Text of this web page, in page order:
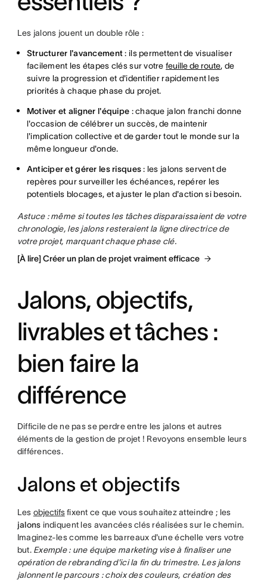
Les jalons jouent un double rôle :
Structurer l'avancement: ils permettent de visualiser
facilement les étapes clés sur votrefeuille de route, de
suivre la progression et d'identifier rapidement les
priorités à chaque phase du projet.
Motiver et aligner l'équipe : chaque jalon franchi donne
l'occasion de célébrer un succès, de maintenir
l'implication collective et de garder tout le monde sur la
même longueur d'onde.
Anticiper et gérer les risques: les jalons servent de
repères pour surveiller les échéances, repérer les
potentiels blocages, et ajuster le plan d'action si besoin.
Astuce : même si toutes les tâches disparaissaient de votre
chronologie, les jalons resteraient la ligne directrice de
votre projet, marquant chaque phase clé.
[À lire] Créer un plan de projet vraiment efficace
Jalons, objectifs,
livrables et tâches :
bien faire la
différence
Difficile de ne pas se perdre entre les jalons et autres
éléments de la gestion de projet ! Revoyons ensemble leurs
différences.
Jalons et objectifs
Les objectifsfixent ce que vous souhaitez atteindre ; les
jalons indiquent les avancées clés réalisées sur le chemin.
Imaginez-les comme les barreaux d'une échelle vers votre
but. Exemple : une équipe marketing vise à finaliser une
opération de rebranding d'ici la fin du trimestre. Les jalons
jalonnent le parcours : choix des couleurs, création des